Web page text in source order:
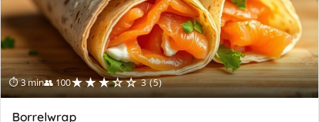
⏱ 3 min👥 100★★★☆☆ 3 (5)
Borrelwrap